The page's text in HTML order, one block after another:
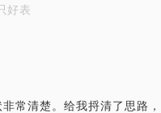
好表
常清楚。给我捋清了思路